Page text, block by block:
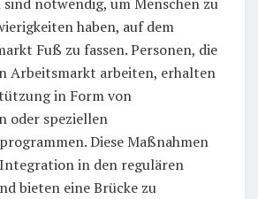
haben, auf dem
Fuß zu fassen. Personen, die
Arbeitsmarkt arbeiten, erhalten
in Form von
oder speziellen
Diese Maßnahmen
in den regulären
bieten eine Brücke zu